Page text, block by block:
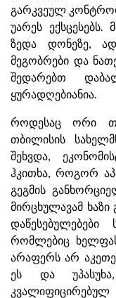
გარკვეულ
უარეს
ზედა დონეზე,
მეგობრები და
შედარებთ
ყურადღებიანია.
როდესაც ორი
თბილისის
შეხვდა,
ჰკითხა, როგორ
გეგმის
მირცხულავამ ხაზი
დაწესებულებები
რომლებიც
არაფერს არ
ეს და